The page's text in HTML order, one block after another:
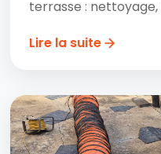
terrasse : nettoyage,
Lire la suite